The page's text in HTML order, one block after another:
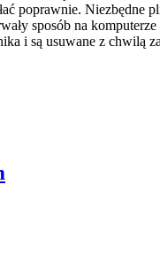
poprawnie. Niezbędne
sposób na
i są usuwane z chwilą